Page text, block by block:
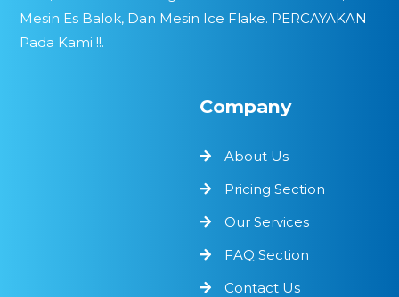
Mesin Es Balok, Dan Mesin Ice Flake. PERCAYAKAN
Pada Kami !!.
Company
About Us
Pricing Section
Our Services
FAQ Section
Contact Us